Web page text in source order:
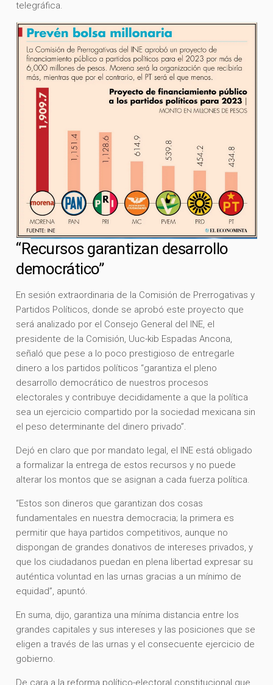
telegráfica.
“Recursos garantizan desarrollo
democrático”
En sesión extraordinaria de la Comisión de Prerrogativas y
Partidos Políticos, donde se aprobó este proyecto que
será analizado por el Consejo General del INE, el
presidente de la Comisión, Uuc-kib Espadas Ancona,
señaló que pese a lo poco prestigioso de entregarle
dinero a los partidos políticos “garantiza el pleno
desarrollo democrático de nuestros procesos
electorales y contribuye decididamente a que la política
sea un ejercicio compartido por la sociedad mexicana sin
el peso determinante del dinero privado”.
Dejó en claro que por mandato legal, el INE está obligado
a formalizar la entrega de estos recursos y no puede
alterar los montos que se asignan a cada fuerza política.
“Estos son dineros que garantizan dos cosas
fundamentales en nuestra democracia; la primera es
permitir que haya partidos competitivos, aunque no
dispongan de grandes donativos de intereses privados, y
que los ciudadanos puedan en plena libertad expresar su
auténtica voluntad en las urnas gracias a un mínimo de
equidad”, apuntó.
En suma, dijo, garantiza una mínima distancia entre los
grandes capitales y sus intereses y las posiciones que se
eligen a través de las urnas y el consecuente ejercicio de
gobierno.
De cara a la reforma político-electoral constitucional que